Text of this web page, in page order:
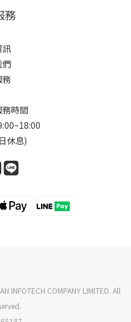
務
訊
們
時間
休息)
INFOTECH COMPANY LIMITED. All